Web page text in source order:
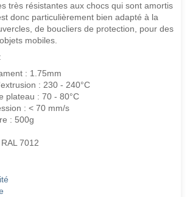
très résistantes aux chocs qui sont amortis
donc particulièrement bien adapté à la
de boucliers de protection, pour des
mobiles.
: 1.75mm
: 230 - 240°C
plateau : 70 - 80°C
: < 70 mm/s
: 500g
7012